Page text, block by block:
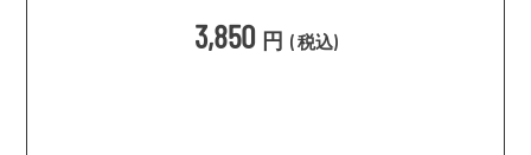
3,850 円 (税込)